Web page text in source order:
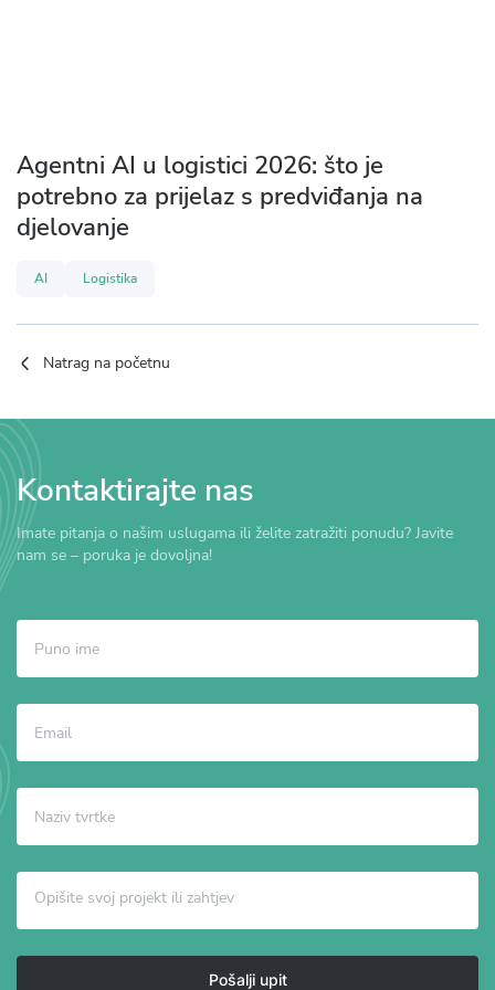
Agentni AI u logistici 2026: što je
potrebno za prijelaz s predviđanja na
djelovanje
AI Logistika
Natrag na početnu
Kontaktirajte nas
Imate pitanja o našim uslugama ili želite zatražiti ponudu? Javite
nam se – poruka je dovoljna!
Pošalji upit